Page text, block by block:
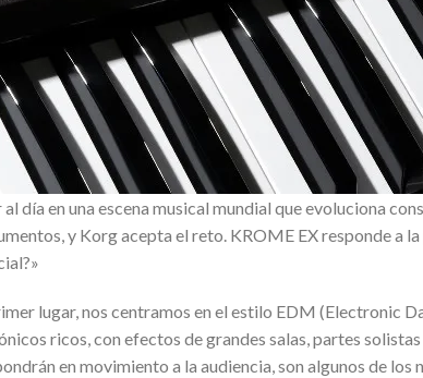
al día en una escena musical mundial que evoluciona
y Korg acepta el reto. KROME EX responde a
lugar, nos centramos en el estilo EDM (Electronic
ricos, con efectos de grandes salas, partes
en movimiento a la audiencia, son algunos de